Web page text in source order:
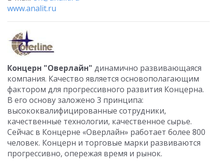
www.analit.ru
Концерн "Оверлайн" динамично развивающаяся
компания. Качество является основополагающим
фактором для прогрессивного развития Концерна.
В его основу заложено 3 принципа:
высококвалифицированные сотрудники,
качественные технологии, качественное сырье.
Сейчас в Концерне «Оверлайн» работает более 800
человек. Концерн и торговые марки развиваются
прогрессивно, опережая время и рынок.